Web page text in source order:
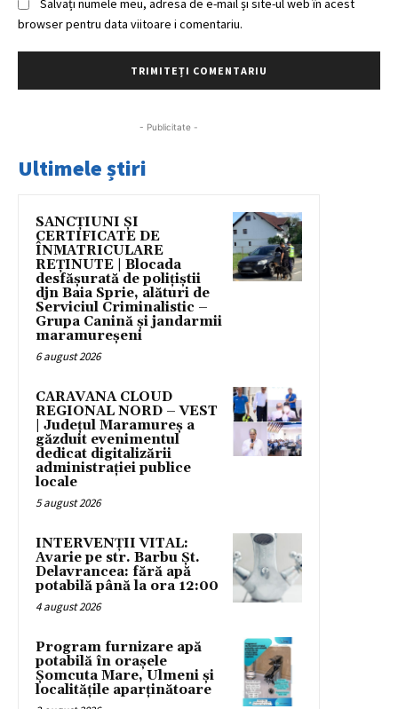
browser pentru data viitoare i comentariu.
- Publicitate -
Ultimele știri
SANCȚIUNI ȘI
CERTIFICATE DE
ÎNMATRICULARE
REȚINUTE | Blocada
desfășurată de polițiștii
djn Baia Sprie, alături de
Serviciul Criminalistic –
Grupa Canină și jandarmii
maramureșeni
6 august 2026
CARAVANA CLOUD
REGIONAL NORD – VEST
| Județul Maramureș a
găzduit evenimentul
dedicat digitalizării
administrației publice
locale
5 august 2026
INTERVENȚII VITAL:
Avarie pe str. Barbu Șt.
Delavrancea: fără apă
potabilă până la ora 12:00
4 august 2026
Program furnizare apă
potabilă în orașele
Șomcuta Mare, Ulmeni și
localitățile aparținătoare